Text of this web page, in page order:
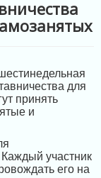
для
принять
и
участник
его на